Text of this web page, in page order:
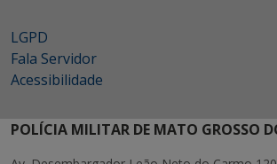
LGPD
Fala Servidor
Acessibilidade
POLÍCIA MILITAR DE MATO GROSSO